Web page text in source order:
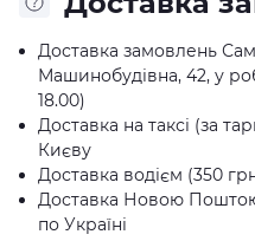
Доставка замовлень
Машинобудівна, 42, у
18.00)
Доставка на таксі (за
Києву
Доставка водієм (350
Доставка Новою
по Україні